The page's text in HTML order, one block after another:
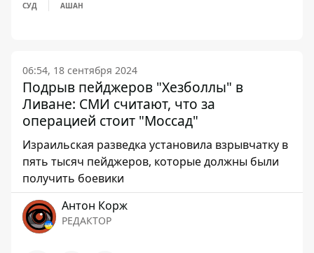
СУД АШАН
06:54, 18 сентября 2024
Подрыв пейджеров "Хезболлы" в
Ливане: СМИ считают, что за
операцией стоит "Моссад"
Израильская разведка установила взрывчатку в
пять тысяч пейджеров, которые должны были
получить боевики
Антон Корж
РЕДАКТОР